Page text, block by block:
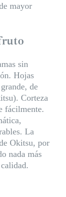
mayor
sin
Hojas
de
Corteza
fácilmente.
La
Okitsu, por
nada más